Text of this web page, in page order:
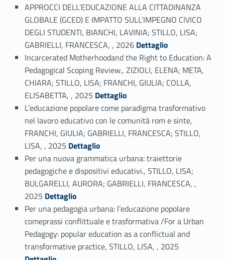
APPROCCI DELL’EDUCAZIONE ALLA CITTADINANZA
GLOBALE (GCED) E IMPATTO SULL’IMPEGNO CIVICO
DEGLI STUDENTI, BIANCHI, LAVINIA; STILLO, LISA;
GABRIELLI, FRANCESCA, , 2026 Link identifier #identifier_person_83139-1Dettaglio
Incarcerated Motherhoodand the Right to Education: A
Pedagogical Scoping Review., ZIZIOLI, ELENA; META,
CHIARA; STILLO, LISA; FRANCHI, GIULIA; COLLA,
ELISABETTA, , 2025 Link identifier #identifier_person_118495-2Dettaglio
L’educazione popolare come paradigma trasformativo
nel lavoro educativo con le comunità rom e sinte,
FRANCHI, GIULIA; GABRIELLI, FRANCESCA; STILLO,
LISA, , 2025 Link identifier #identifier_person_19379-3Dettaglio
Per una nuova grammatica urbana: traiettorie
pedagogiche e dispositivi educativi., STILLO, LISA;
BULGARELLI, AURORA; GABRIELLI, FRANCESCA, ,
2025 Link identifier #identifier_person_193186-4Dettaglio
Per una pedagogia urbana: l’educazione popolare
comeprassi conflittuale e trasformativa /For a Urban
Pedagogy: popular education as a conflictual and
transformative practice, STILLO, LISA, , 2025